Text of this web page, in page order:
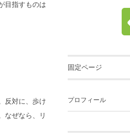
目指すものは
反対に、歩け
なぜなら、リ
固定ページ
プロフィール